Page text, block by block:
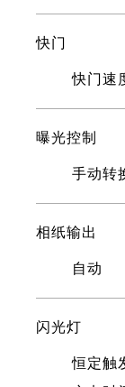
快门
快门速
曝光控制
手动转
相纸输出
自动
闪光灯
恒定触